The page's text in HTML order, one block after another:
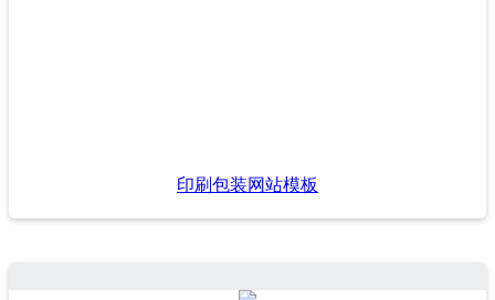
印刷包装网站模板